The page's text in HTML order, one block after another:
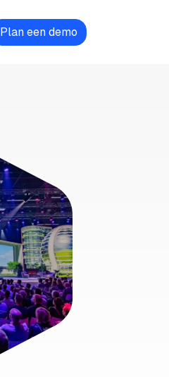
Plan een demo